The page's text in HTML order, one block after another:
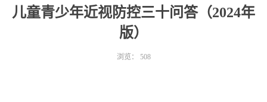
儿童青少年近视防控三十问答（2024年
版）
浏览： 508